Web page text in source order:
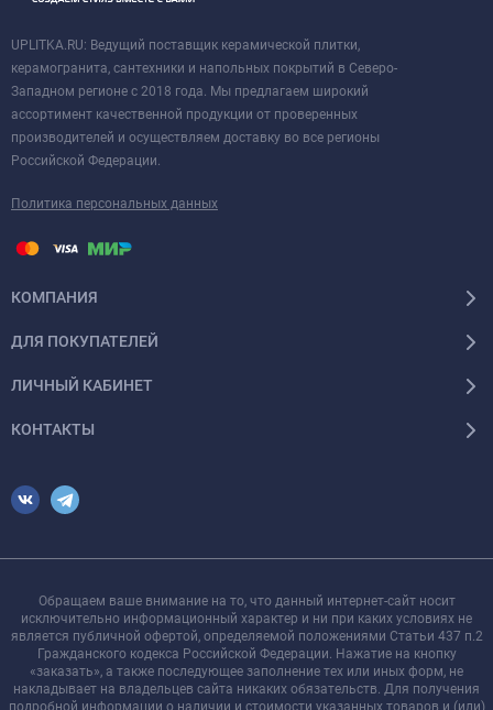
UPLITKA.RU: Ведущий поставщик керамической плитки,
керамогранита, сантехники и напольных покрытий в Северо-
Западном регионе с 2018 года. Мы предлагаем широкий
ассортимент качественной продукции от проверенных
производителей и осуществляем доставку во все регионы
Российской Федерации.
Политика персональных данных
КОМПАНИЯ
ДЛЯ ПОКУПАТЕЛЕЙ
ЛИЧНЫЙ КАБИНЕТ
КОНТАКТЫ
Обращаем ваше внимание на то, что данный интернет-сайт носит
исключительно информационный характер и ни при каких условиях не
является публичной офертой, определяемой положениями Статьи 437 п.2
Гражданского кодекса Российской Федерации. Нажатие на кнопку
«заказать», а также последующее заполнение тех или иных форм, не
накладывает на владельцев сайта никаких обязательств. Для получения
подробной информации о наличии и стоимости указанных товаров и (или)